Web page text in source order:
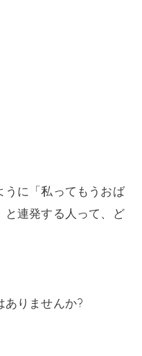
うに「私ってもうおば
と連発する人って、ど
ありませんか?